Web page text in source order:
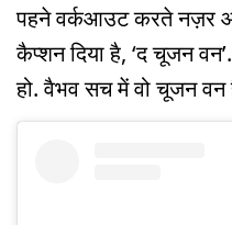
पहने वर्कआउट करते नज़र
कैप्शन दिया है, ‘द चूजन
हो. वैभव सच में वो चूजन वन